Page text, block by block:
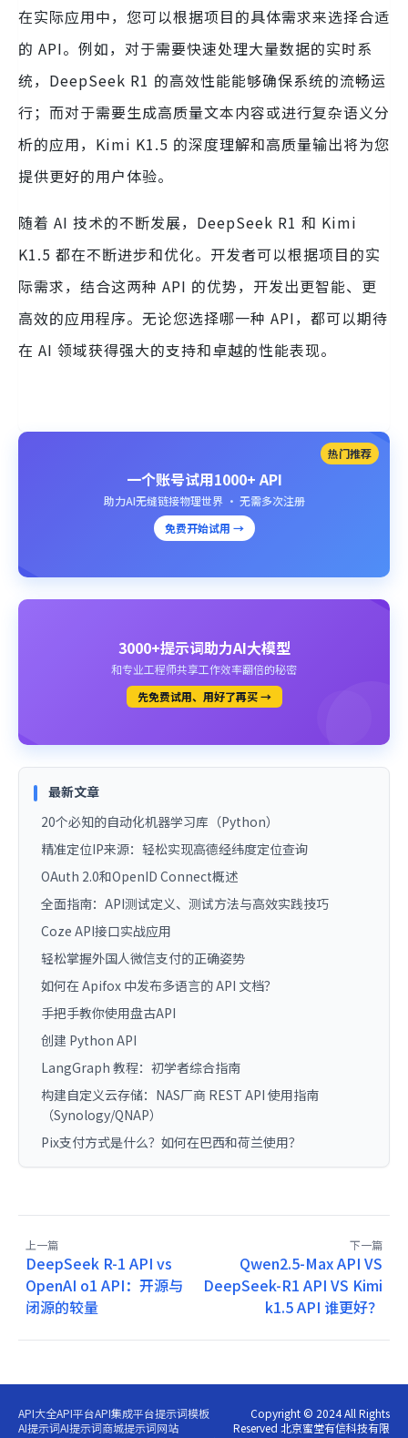
在实际应用中，您可以根据项目的具体需求来选择合适
的 API。例如，对于需要快速处理大量数据的实时系
统，DeepSeek R1 的高效性能能够确保系统的流畅运
行；而对于需要生成高质量文本内容或进行复杂语义分
析的应用，Kimi K1.5 的深度理解和高质量输出将为您
提供更好的用户体验。
随着 AI 技术的不断发展，DeepSeek R1 和 Kimi
K1.5 都在不断进步和优化。开发者可以根据项目的实
际需求，结合这两种 API 的优势，开发出更智能、更
高效的应用程序。无论您选择哪一种 API，都可以期待
在 AI 领域获得强大的支持和卓越的性能表现。
热门推荐
一个账号试用1000+ API
助力AI无缝链接物理世界 · 无需多次注册
免费开始试用 →
3000+提示词助力AI大模型
和专业工程师共享工作效率翻倍的秘密
先免费试用、用好了再买 →
最新文章
20个必知的自动化机器学习库（Python）
精准定位IP来源：轻松实现高德经纬度定位查询
OAuth 2.0和OpenID Connect概述
全面指南：API测试定义、测试方法与高效实践技巧
Coze API接口实战应用
轻松掌握外国人微信支付的正确姿势
如何在 Apifox 中发布多语言的 API 文档？
手把手教你使用盘古API
创建 Python API
LangGraph 教程：初学者综合指南
构建自定义云存储：NAS厂商 REST API 使用指南
（Synology/QNAP）
Pix支付方式是什么？如何在巴西和荷兰使用？
上一篇
DeepSeek R-1 API vs
OpenAI o1 API：开源与
闭源的较量
下一篇
Qwen2.5-Max API VS
DeepSeek-R1 API VS Kimi
k1.5 API 谁更好？
API大全API平台API集成平台提示词模板
AI提示词AI提示词商城提示词网站
Copyright © 2024 All Rights
Reserved 北京蜜堂有信科技有限